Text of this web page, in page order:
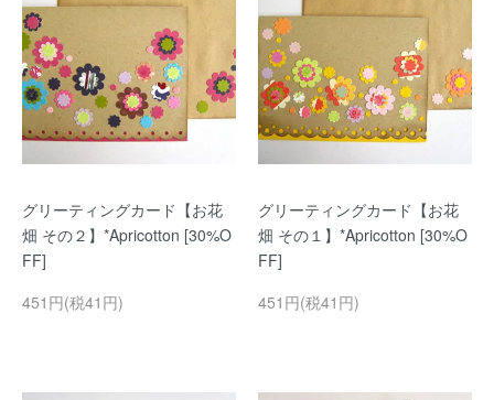
グリーティングカード【お花
畑 その２】*Apricotton [30%O
FF]
451円(税41円)
グリーティングカード【お花
畑 その１】*Apricotton [30%O
FF]
451円(税41円)